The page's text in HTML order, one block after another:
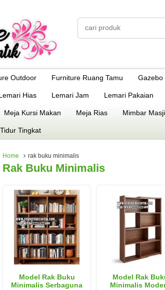
Outdoor Furniture Ruang Tamu Gazebo
Hias Lemari Jam Lemari Pakaian
Meja Kursi Makan Meja Rias Mimbar
Tingkat
Home rak buku minimalis
Rak Buku Minimalis
Model Rak Buku
Minimalis Serbaguna
Model Rak
Minimalis